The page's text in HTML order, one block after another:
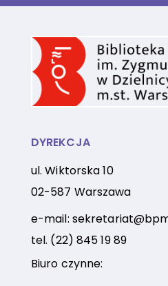
DYREKCJA
ul. Wiktorska 10
02-587 Warszawa
e-mail:
tel. (22) 845 19 89
Biuro czynne: